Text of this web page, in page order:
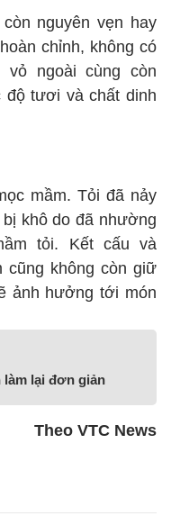
nguyên vẹn hay
chỉnh, không có
ngoài cùng còn
độ tươi và chất dinh
mầm. Tỏi đã nảy
khô do đã nhường
tỏi. Kết cấu và
cũng không còn giữ
ảnh hưởng tới món
làm lại đơn giản
Theo VTC News